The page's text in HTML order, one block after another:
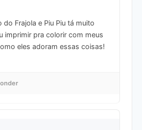
do Frajola e Piu Piu tá muito
imprimir pra colorir com meus
eles adoram essas coisas!